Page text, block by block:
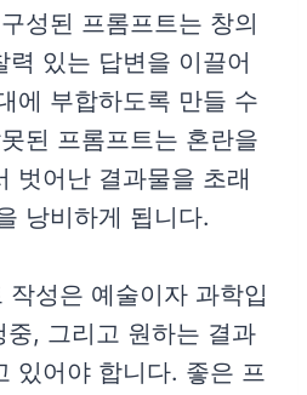
성된 프롬프트는 창의
력 있는 답변을 이끌어
에 부합하도록 만들 수
된 프롬프트는 혼란을
벗어난 결과물을 초래
낭비하게 됩니다.
작성은 예술이자 과학입
, 그리고 원하는 결과
있어야 합니다. 좋은 프